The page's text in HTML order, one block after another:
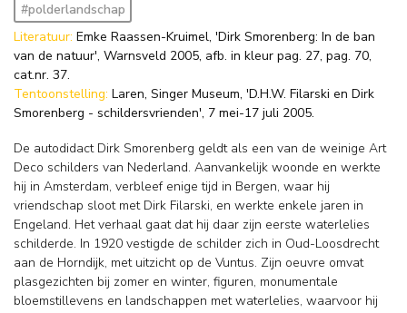
#polderlandschap
Literatuur: Emke Raassen-Kruimel, 'Dirk Smorenberg: In de ban
van de natuur', Warnsveld 2005, afb. in kleur pag. 27, pag. 70,
cat.nr. 37.
Tentoonstelling: Laren, Singer Museum, 'D.H.W. Filarski en Dirk
Smorenberg - schildersvrienden', 7 mei-17 juli 2005.
De autodidact Dirk Smorenberg geldt als een van de weinige Art
Deco schilders van Nederland. Aanvankelijk woonde en werkte
hij in Amsterdam, verbleef enige tijd in Bergen, waar hij
vriendschap sloot met Dirk Filarski, en werkte enkele jaren in
Engeland. Het verhaal gaat dat hij daar zijn eerste waterlelies
schilderde. In 1920 vestigde de schilder zich in Oud-Loosdrecht
aan de Horndijk, met uitzicht op de Vuntus. Zijn oeuvre omvat
plasgezichten bij zomer en winter, figuren, monumentale
bloemstillevens en landschappen met waterlelies, waarvoor hij